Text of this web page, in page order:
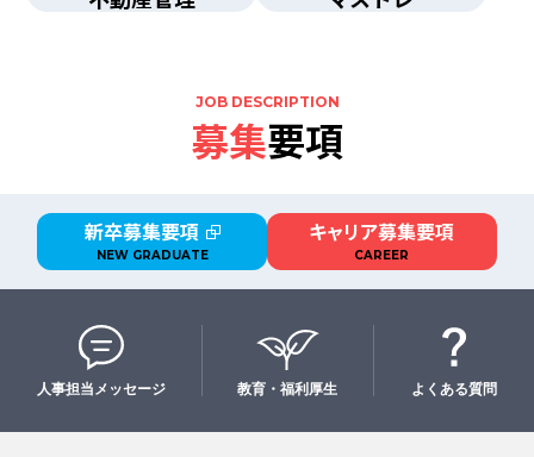
JOB DESCRIPTION
募集要項
新卒募集要項
NEW GRADUATE
キャリア募集要項
CAREER
人事担当メッセージ 教育・福利厚生 よくある質問